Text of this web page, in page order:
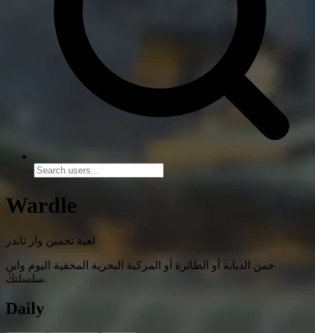
Wardle
لعبة تخمين وار ثاندر
خمن الدبابة أو الطائرة أو المركبة البحرية المخفية اليوم وابنِ
سلسلتك.
Daily